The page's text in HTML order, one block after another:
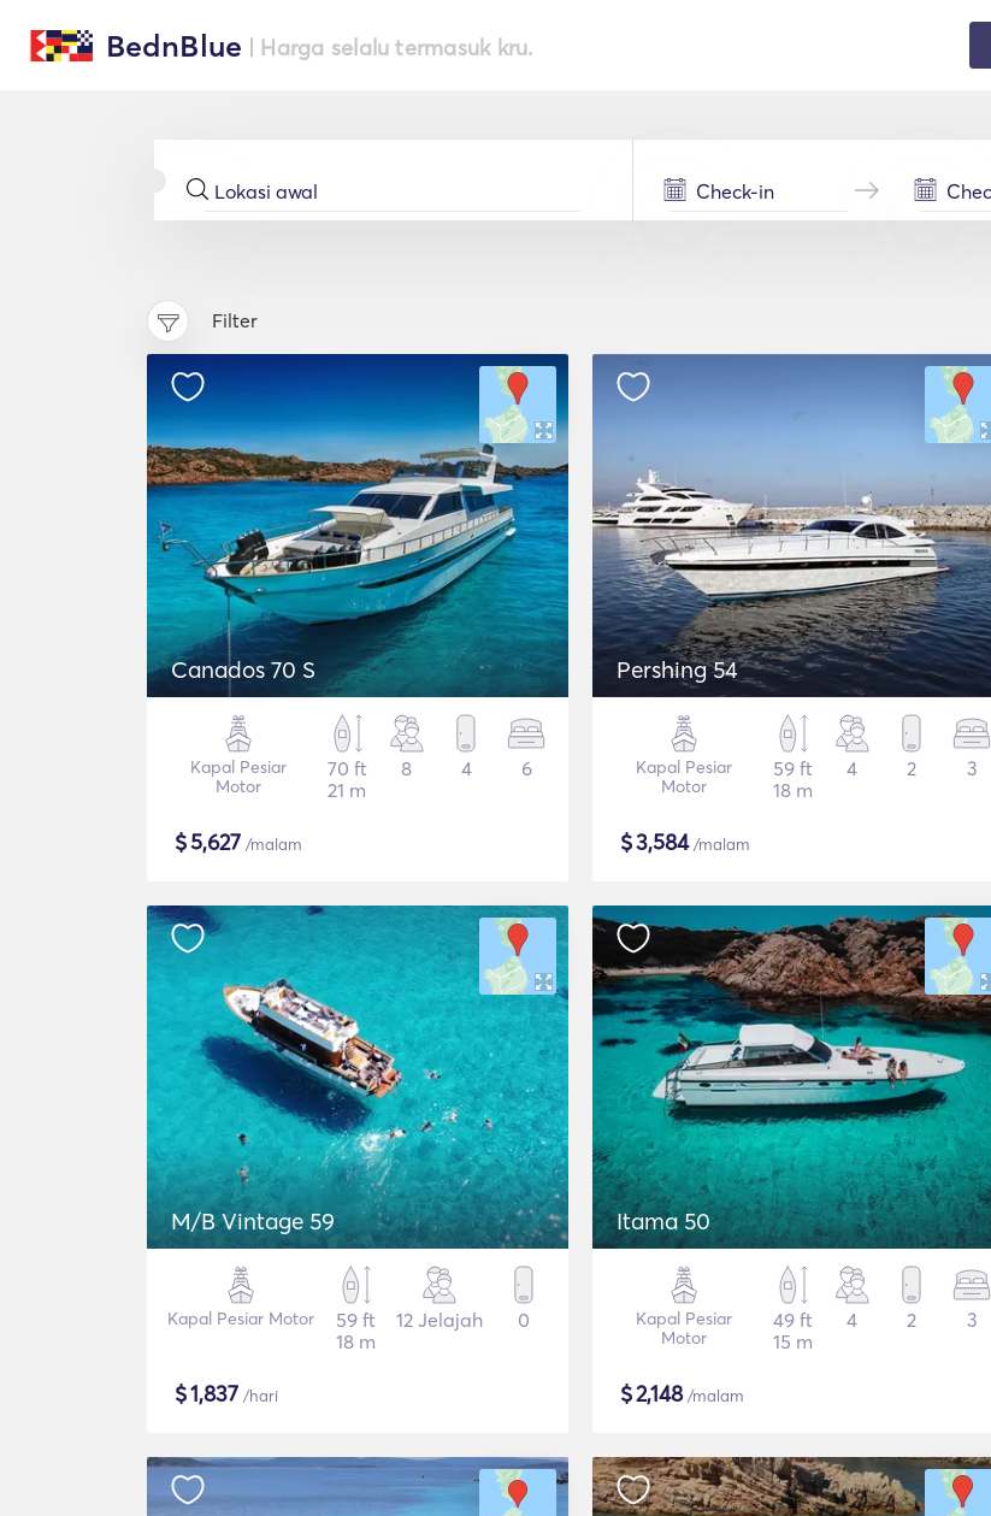
BednBlue | Harga selalu termasuk kru.
Filter
Canados 70 S
Kapal Pesiar
Motor
70 ft
21 m
8 4 6
$5,627 /malam
Pershing 54
Kapal Pesiar
Motor
59 ft
18 m
4 2 3
$3,584/malam
M/B Vintage 59
Kapal Pesiar Motor
59 ft
18 m
12 Jelajah 0
$1,837 /hari
Itama 50
Kapal Pesiar
Motor
49 ft
15 m
4 2 3
$2,148/malam